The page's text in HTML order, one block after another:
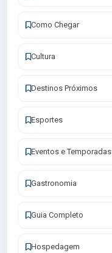
Como Chegar
Cultura
Destinos Próximos
Esportes
Eventos e Temporadas
Gastronomia
Guia Completo
Hospedagem